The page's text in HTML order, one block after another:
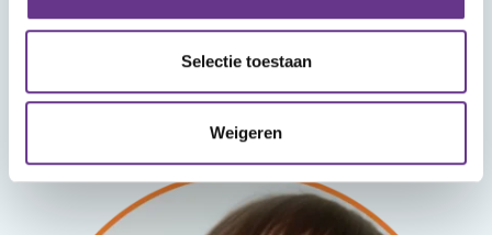
Selectie toestaan
Weigeren
Aanmelden